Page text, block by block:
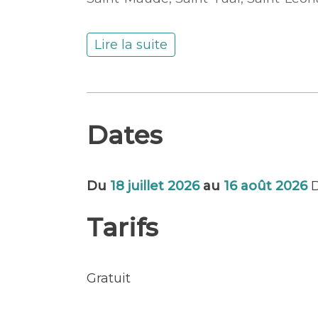
*Notre-Dame de la Garde, ouvert
18 h 30.
Lire la suite
Dates
Du 18 juillet 2026au 16 août 2026
Tarifs
Gratuit